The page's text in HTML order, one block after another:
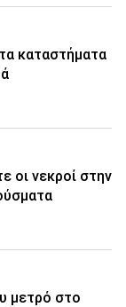
καταστήματα
οι νεκροί στην
μετρό στο